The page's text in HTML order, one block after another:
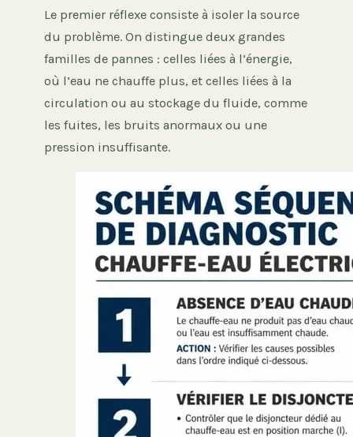
Le premier réflexe consiste à isoler la source
du problème. On distingue deux grandes
familles de pannes : celles liées à l’énergie,
où l’eau ne chauffe plus, et celles liées à la
circulation ou au stockage du fluide, comme
les fuites, les bruits anormaux ou une
pression insuffisante.